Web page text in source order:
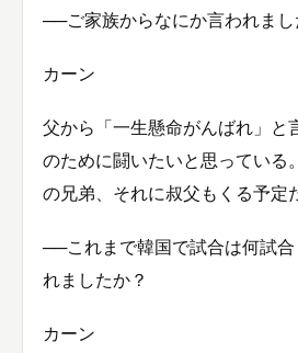
──ご家族からなにか言われまし
カーン
父から「一生懸命がんばれ」と
のために闘いたいと思っている
の兄弟、それに叔父もくる予定
──これまで韓国で試合は何試
れましたか？
カーン